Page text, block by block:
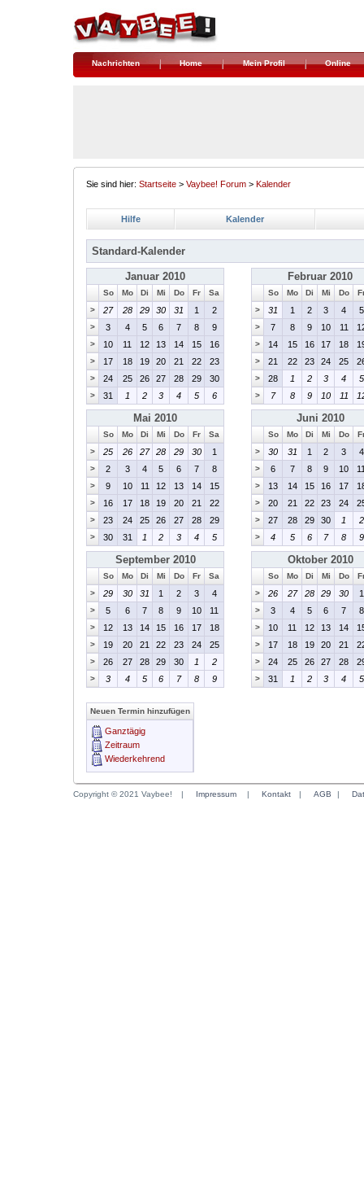
Nachrichten Home Mein Profil Online
Sie sind hier: Startseite > Vaybee! Forum > Kalender
Hilfe Kalender
Standard-Kalender
Januar 2010
So Mo Di Mi Do Fr
Sa
>
27 28 29 30 31 1 2
> 3 4 5 6 7 8 9
> 10 11 12 13 14 15 16
> 17 18 19 20 21 22 23
> 24 25 26 27 28 29 30
> 31 1 2 3 4 5 6
Februar 2010
So Mo Di Mi Do
>
31 1 2 3 4 5
> 7 8 9 10 11
> 14 15 16 17 18
> 21 22 23 24 25
> 28 1 2 3 4 5
> 7 8 9 10 11
Mai 2010
So Mo Di Mi Do Fr
Sa
>
25 26 27 28 29 30 1
> 2 3 4 5 6 7 8
> 9 10 11 12 13 14 15
> 16 17 18 19 20 21 22
> 23 24 25 26 27 28 29
> 30 31 1 2 3 4 5
Juni 2010
So Mo Di Mi Do
>
30 31 1 2 3 4
> 6 7 8 9 10
> 13 14 15 16 17
> 20 21 22 23 24
> 27 28 29 30 1 2
> 4 5 6 7 8 9
September 2010
So Mo Di Mi Do Fr
Sa
>
29 30 31 1 2 3 4
> 5 6 7 8 9 10 11
> 12 13 14 15 16 17 18
> 19 20 21 22 23 24 25
> 26 27 28 29 30 1 2
> 3 4 5 6 7 8 9
Oktober 2010
So Mo Di Mi Do
>
26 27 28 29 30 1
> 3 4 5 6 7 8
> 10 11 12 13 14
> 17 18 19 20 21
> 24 25 26 27 28
> 31 1 2 3 4 5
Neuen Termin hinzufügen
Ganztägig
Zeitraum
Wiederkehrend
Copyright © 2021 Vaybee! | Impressum | Kontakt | AGB |